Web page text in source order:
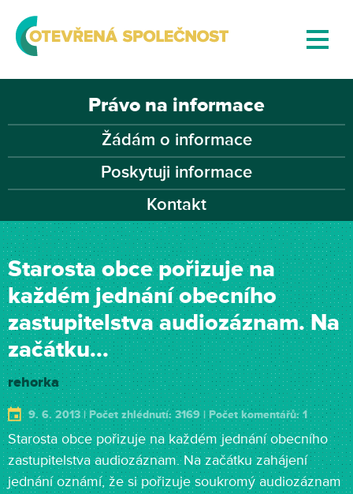
Právo na informace
Žádám o informace
Poskytuji informace
Kontakt
Starosta obce pořizuje na
každém jednání obecního
zastupitelstva audiozáznam. Na
začátku...
rehorka
9. 6. 2013 | Počet zhlédnutí: 3169 | Počet komentářů: 1
Starosta obce pořizuje na každém jednání obecního
zastupitelstva audiozáznam. Na začátku zahájení
jednání oznámí, že si pořizuje soukromý audiozáznam